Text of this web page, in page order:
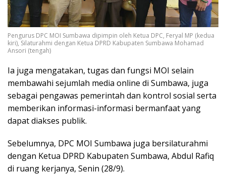
Pengurus DPC MOI Sumbawa dipimpin oleh Ketua DPC, Feryal MP (kedua
kiri), Silaturahmi dengan Ketua DPRD Kabupaten Sumbawa Mohamad
Ansori (tengah)
Ia juga mengatakan, tugas dan fungsi MOI selain
membawahi sejumlah media online di Sumbawa, juga
sebagai pengawas pemerintah dan kontrol sosial serta
memberikan informasi-informasi bermanfaat yang
dapat diakses publik.
Sebelumnya, DPC MOI Sumbawa juga bersilaturahmi
dengan Ketua DPRD Kabupaten Sumbawa, Abdul Rafiq
di ruang kerjanya, Senin (28/9).